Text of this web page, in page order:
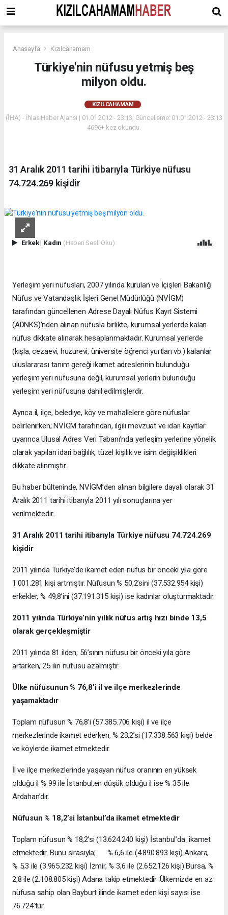
Anasayfa Kızılcahamam
Türkiye'nin nüfusu yetmiş beş
milyon oldu.
KIZILCAHAMAM
(İHA) - İhlas Haber Ajansı | 01.01.2012 - 23:13, Güncelleme: 01.01.2012 - 23:13
4696+ kez okundu.
31 Aralık 2011 tarihi itibarıyla Türkiye nüfusu
74.724.269 kişidir
Erkek| Kadın (Haberi Sesli Oku)
Yerleşim yeri nüfusları, 2007 yılında kurulan ve İçişleri Bakanlığı
Nüfus ve Vatandaşlık İşleri Genel Müdürlüğü (NVİGM)
tarafından güncellenen Adrese Dayalı Nüfus Kayıt Sistemi
(ADNKS)’nden alınan nüfusla birlikte, kurumsal yerlerde kalan
nüfus dikkate alınarak hesaplanmaktadır. Kurumsal yerlerde
(kışla, cezaevi, huzurevi, üniversite öğrenci yurtları vb.) kalanlar
uluslararası tanım gereği ikamet adreslerinin bulunduğu
yerleşim yeri nüfusuna değil, kurumsal yerlerin bulunduğu
yerleşim yeri nüfusuna dahil edilmişlerdir.
Ayrıca il, ilçe, belediye, köy ve mahallelere göre nüfuslar
belirlenirken; NVİGM tarafından, ilgili mevzuat ve idari kayıtlar
uyarınca Ulusal Adres Veri Tabanı’nda yerleşim yerlerine yönelik
olarak yapılan idari bağlılık, tüzel kişilik ve isim değişiklikleri
dikkate alınmıştır.
Bu haber bülteninde, NVİGM’den alınan bilgilere dayalı olarak 31
Aralık 2011 tarihi itibarıyla 2011 yılı sonuçlarına yer
verilmektedir.
31 Aralık 2011 tarihi itibarıyla Türkiye nüfusu 74.724.269
kişidir
2011 yılında Türkiye’de ikamet eden nüfus bir önceki yıla göre
1.001.281 kişi artmıştır. Nüfusun % 50,2’sini (37.532.954 kişi)
erkekler, % 49,8’ini (37.191.315 kişi) ise kadınlar oluşturmaktadır.
2011 yılında Türkiye’nin yıllık nüfus artış hızı binde 13,5
olarak gerçekleşmiştir
2011 yılında 81 ilden; 56’sının nüfusu bir önceki yıla göre
artarken, 25 ilin nüfusu azalmıştır.
Ülke nüfusunun % 76,8’i il ve ilçe merkezlerinde
yaşamaktadır
Toplam nüfusun % 76,8’i (57.385.706 kişi) il ve ilçe
merkezlerinde ikamet ederken, % 23,2’si (17.338.563 kişi) belde
ve köylerde ikamet etmektedir.
İl ve ilçe merkezlerinde yaşayan nüfus oranının en yüksek
olduğu il % 99 ile İstanbul,en düşük olduğu il ise % 35 ile
Ardahan’dır.
Nüfusun % 18,2’si İstanbul’da ikamet etmektedir
Toplam nüfusun % 18,2’si (13.624.240 kişi) İstanbul’da ikamet
etmektedir. Bunu sırasıyla; % 6,6 ile (4.890.893 kişi) Ankara,
% 5,3 ile (3.965.232 kişi) İzmir, % 3,6 ile (2.652.126 kişi) Bursa, %
2,8 ile (2.108.805 kişi) Adana takip etmektedir. Ülkemizde en az
nüfusa sahip olan Bayburt ilinde ikamet eden kişi sayısı ise
76.724’tür.